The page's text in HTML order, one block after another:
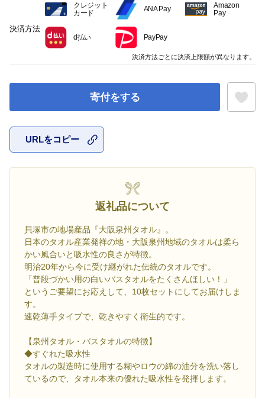
寄付をする
URLをコピー
返礼品について
貝塚市の地場産品『大阪泉州タオル』。
日本のタオル産業発祥の地・大阪泉州地域のタオルは柔ら
かい風合いと吸水性の良さが特徴。
明治20年から今に受け継がれた伝統のタオルです。
「普段づかい用の白いバスタオルをたくさんほしい！」
というご要望にお応えして、10枚セットにしてお届けしま
す。
速乾薄手タイプで、乾きやすく衛生的です。
【泉州タオル・バスタオルの特徴】
◆すぐれた吸水性
タオルの製造時に使用する糊やロウの綿の油分を洗い落し
ているので、タオル本来の優れた吸水性を発揮します。
決済方法
クレジット
カード
ANA Pay
Amazon
Pay
d払い PayPay
決済方法ごとに決済上限額が異なります。